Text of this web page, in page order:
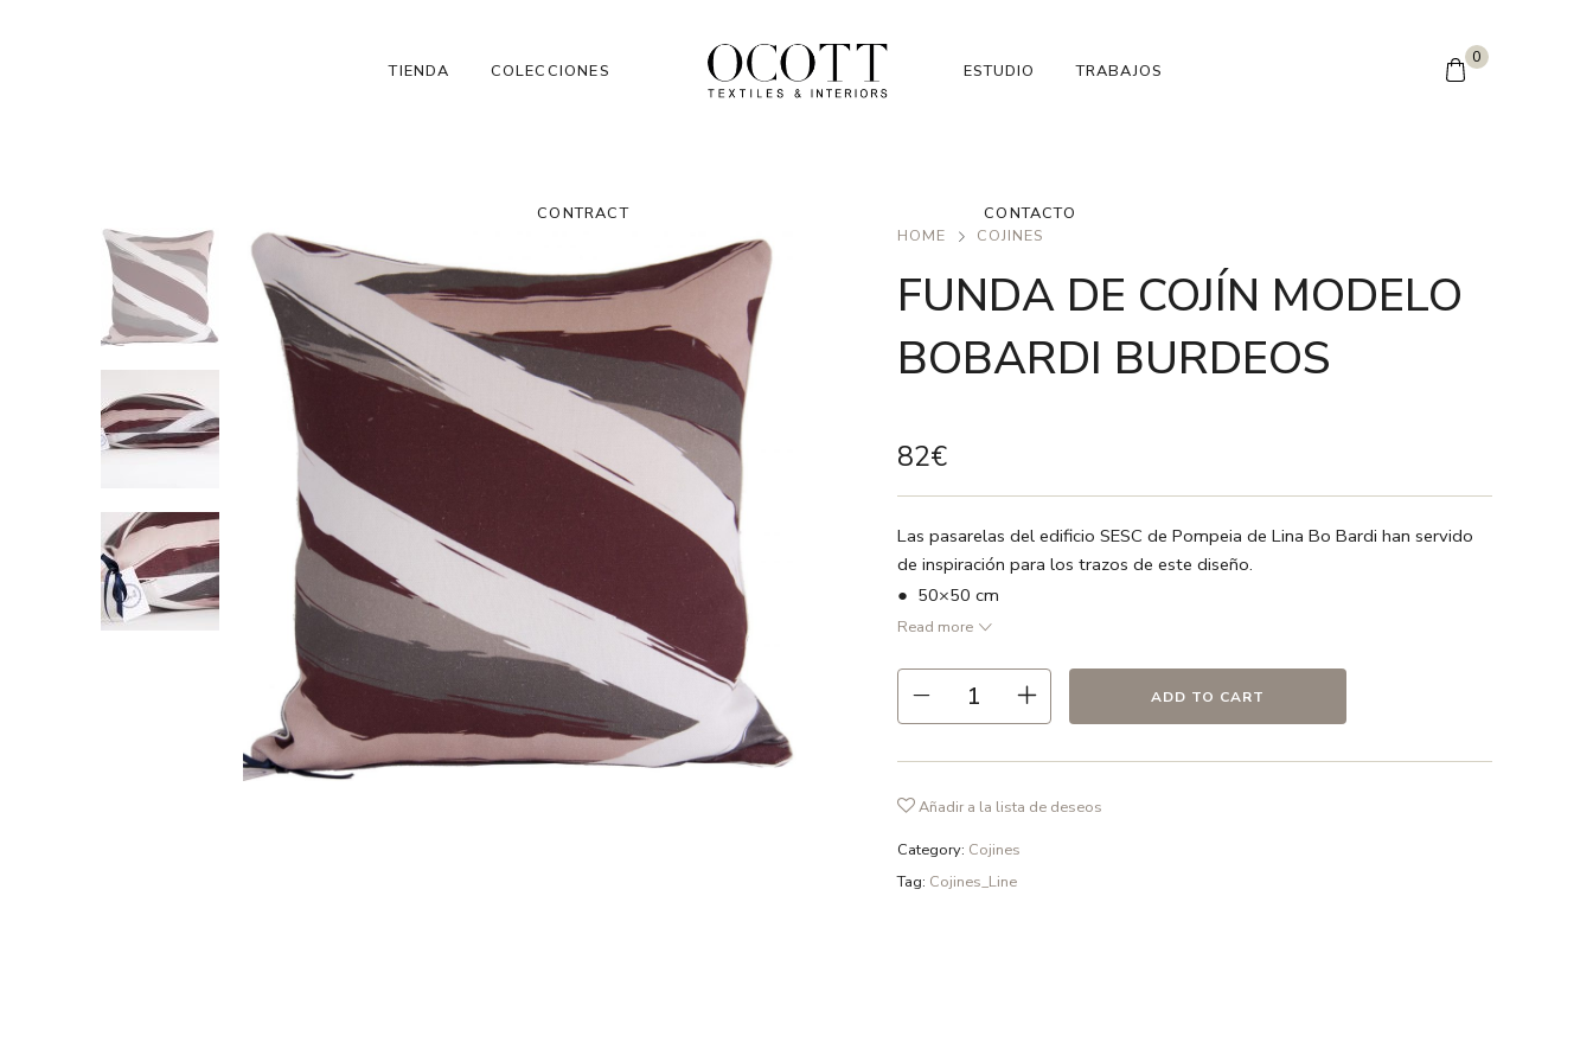
TIENDA COLECCIONES
CONTRACT
ESTUDIO TRABAJOS
CONTACTO
0
HOME COJINES
FUNDA DE COJÍN MODELO
BOBARDI BURDEOS
82€
Las pasarelas del edificio SESC de Pompeia de Lina Bo Bardi han servido
de inspiración para los trazos de este diseño.
● 50×50 cm
● 100 % lino
● Vivo en color blanco
● Cremallera oculta
● Hecho en España
● Recomendamos lavado en frío ó a 30º max. , el uso de detergentes sin
Read more
ADD TO CART
Añadir a la lista de deseos
Category: Cojines
Tag: Cojines_Line